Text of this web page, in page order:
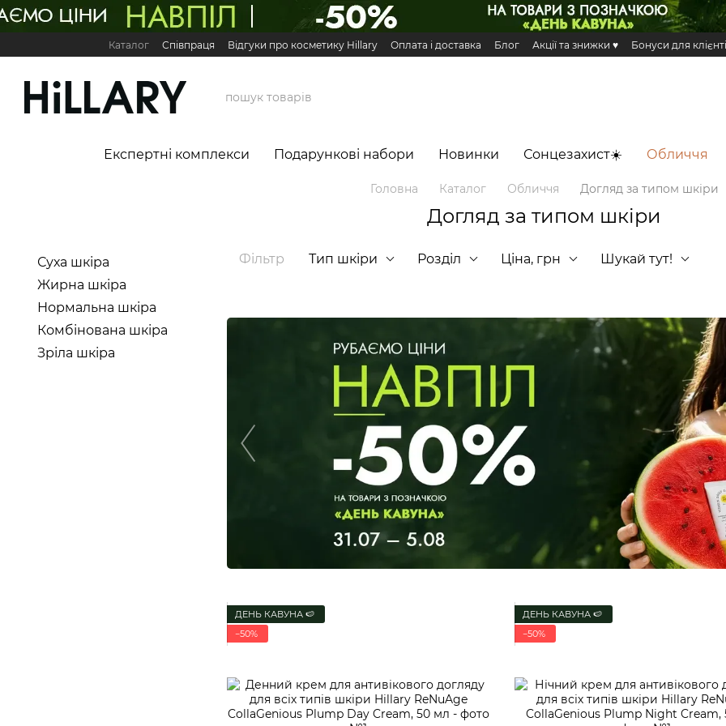
Перейти до основного контенту
Каталог Співпраця Відгуки про косметику Hillary Оплата і доставка Блог Акції та знижки ♥️
Бонуси для
Карʼєра в Hillary
Контактна інформація Обмін та повернення Публічна оферта
Еко сертифікати і сертифікація
Експертні комплекси Подарункові набори Новинки Сонцезахист☀️ Обличчя
Головна Каталог Обличчя Догляд за типом шкіри
Догляд за типом шкіри
Фільтр Тип шкіри Розділ Ціна, грн Шукай тут!
ДЕНЬ КАВУНА 🍉
−50%
ДЕНЬ КАВУНА 🍉
−50%
Суха шкіра
Жирна шкіра
Нормальна шкіра
Комбінована шкіра
Зріла шкіра